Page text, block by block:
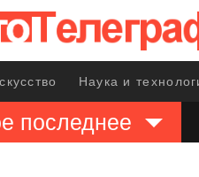
Наука и
последнее